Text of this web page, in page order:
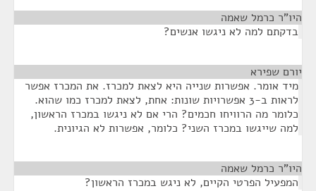
היו"ר כרמל שאמה
בדקתם למה לא ניגשו אנשים?
יורם שפירא
מיד אומר. אפשרות שנייה היא לצאת למכרז. את המכרז אפשר
לראות ב-3 אפשרויות שונות: אחת, לצאת למכרז כמו שהוא.
כלומר מה הרוויחו חכמים? הרי אם לא ניגשו במכרז הראשון,
למה שייגשו במכרז השני? כלומר, אפשרות לא הגיונית.
היו"ר כרמל שאמה
המפעיל הפרטי הקיים, לא ניגש במכרז הראשון?